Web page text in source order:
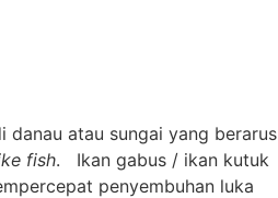
atau sungai yang berarus
fish. Ikan gabus / ikan kutuk
penyembuhan luka